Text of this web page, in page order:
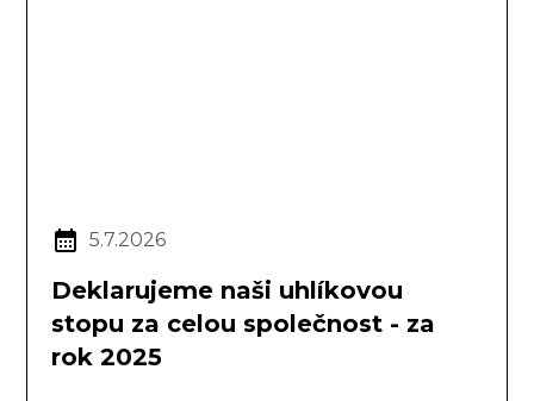
5.7.2026
Deklarujeme naši uhlíkovou
stopu za celou společnost - za
rok 2025